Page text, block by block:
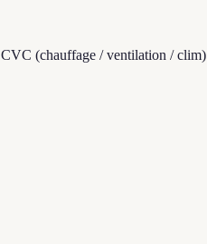
CVC (chauffage / ventilation / clim)